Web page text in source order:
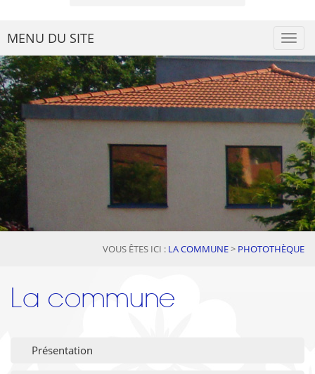
MENU DU SITE
VOUS ÊTES ICI : LA COMMUNE> PHOTOTHÈQUE
La commune
Présentation